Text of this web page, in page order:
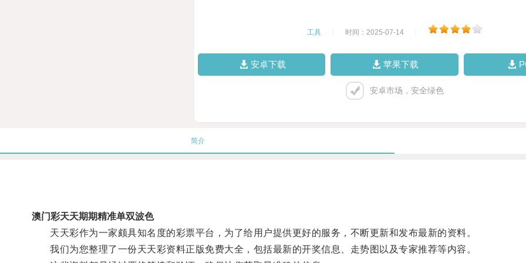
工具 时间：2025-07-14
安卓下载 苹果下载
安卓市场，安全绿色
简介
澳门彩天天期期精准单双波色
天天彩作为一家颇具知名度的彩票平台，为了给用户提供更好的服务，不断更新和发布最新的资料。
我们为您整理了一份天天彩资料正版免费大全，包括最新的开奖信息、走势图以及专家推荐等内容。